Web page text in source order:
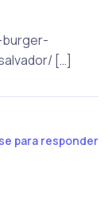
[…]
para responder